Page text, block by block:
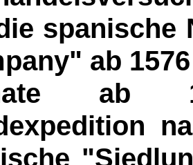
spanische
ab
ab